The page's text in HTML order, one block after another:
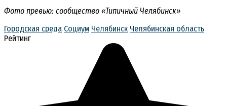
Фото превью: сообщество «Типичный Челябинск»
Городская среда Социум Челябинск Челябинская область
Рейтинг